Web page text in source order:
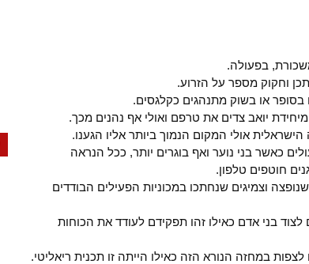
בפעולה.
וחקוק מספר על הזרוע.
או בשוק מתנהגים כקלגסים.
יואב צדים את טרפם ואולי אף נהנים מכך.
אולי המקום הנמוך ביותר אליו הגענו.
כאשר בני נוער ואף בוגרים יותר, ככל הנראה
חוטפים טלפון.
וצמיגים שנחתכו במכוניות הפעילים הבודדים
בני אדם כאילו זהו תפקידם לעודד את הכוחות
במחזה הנורא הזה כאילו הייתה זו תכנית ריאליטי.